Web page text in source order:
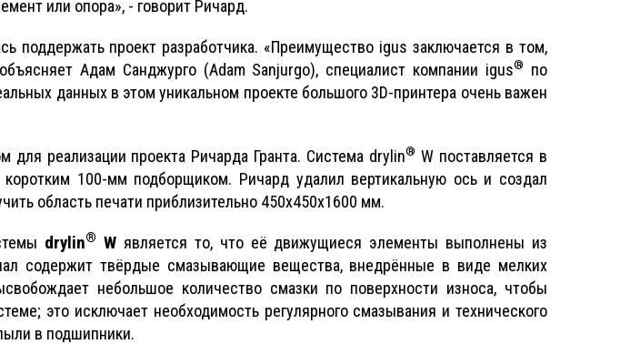
или опора», - говорит Ричард.
поддержать проект разработчика. «Преимущество igus заключается в том,
Адам Санджурго (Adam Sanjurgo), специалист компании igus®
по
данных в этом уникальном проекте большого 3D-принтера очень важен
реализации проекта Ричарда Гранта. Система drylin® W поставляется в
100-мм подборщиком. Ричард удалил вертикальную ось и создал
область печати приблизительно 450x450x1600 мм.
drylin® W является то, что её движущиеся элементы выполнены из
содержит твёрдые смазывающие вещества, внедрённые в виде мелких
небольшое количество смазки по поверхности износа, чтобы
это исключает необходимость регулярного смазывания и технического
в подшипники.